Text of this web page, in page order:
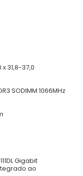
x 31,8-37,0
SODIMM 1066MHz
Gigabit
ao